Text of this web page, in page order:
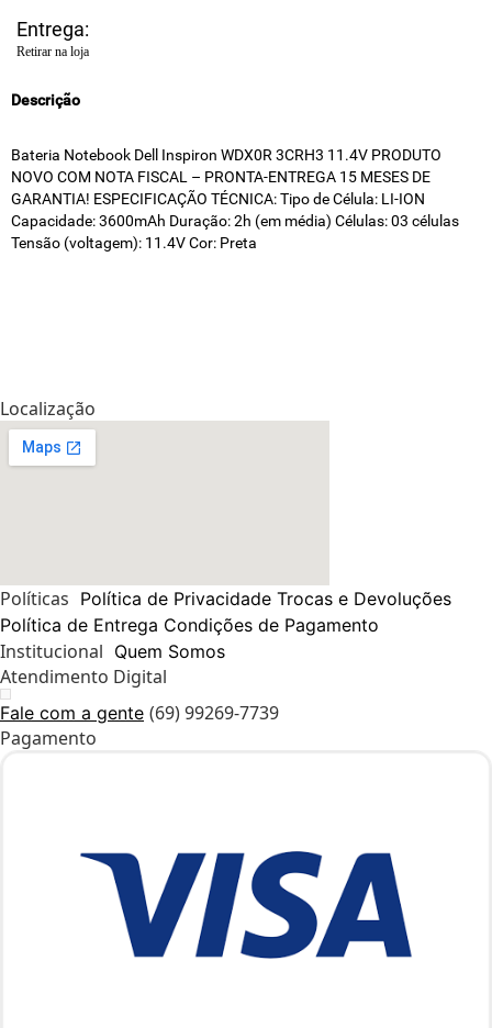
Entrega:
Retirar na loja
Descrição
Bateria Notebook Dell Inspiron WDX0R 3CRH3 11.4V PRODUTO
NOVO COM NOTA FISCAL – PRONTA-ENTREGA 15 MESES DE
GARANTIA! ESPECIFICAÇÃO TÉCNICA: Tipo de Célula: LI-ION
Capacidade: 3600mAh Duração: 2h (em média) Células: 03 células
Tensão (voltagem): 11.4V Cor: Preta
Localização
Políticas Política de Privacidade Trocas e Devoluções
Política de Entrega Condições de Pagamento
Institucional Quem Somos
Atendimento Digital
Fale com a gente (69) 99269-7739
Pagamento